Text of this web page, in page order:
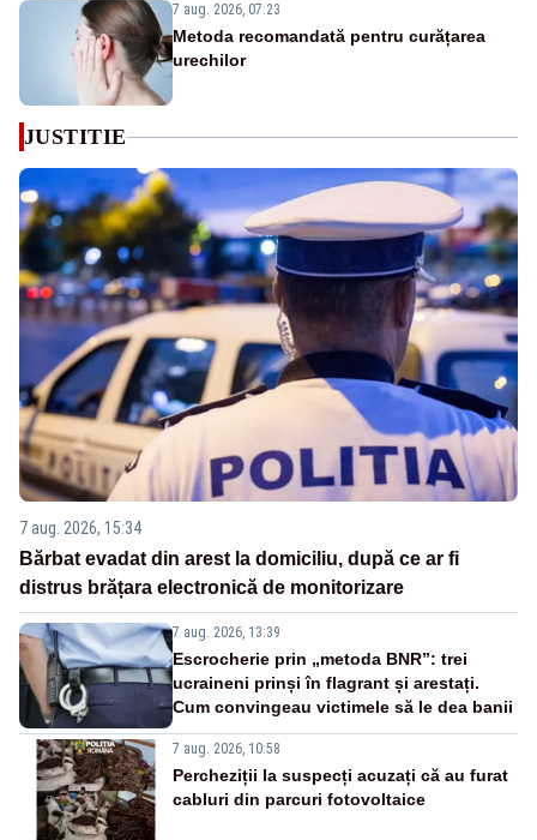
7 aug. 2026, 07:23
Metoda recomandată pentru curățarea
urechilor
JUSTITIE
7 aug. 2026, 15:34
Bărbat evadat din arest la domiciliu, după ce ar fi
distrus brățara electronică de monitorizare
7 aug. 2026, 13:39
Escrocherie prin „metoda BNR”: trei
ucraineni prinși în flagrant și arestați.
Cum convingeau victimele să le dea banii
7 aug. 2026, 10:58
Percheziții la suspecți acuzați că au furat
cabluri din parcuri fotovoltaice